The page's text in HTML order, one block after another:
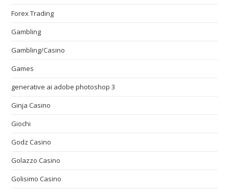
Forex Trading
Gambling
Gambling/Casino
Games
generative ai adobe photoshop 3
Ginja Casino
Giochi
Godz Casino
Golazzo Casino
Golisimo Casino